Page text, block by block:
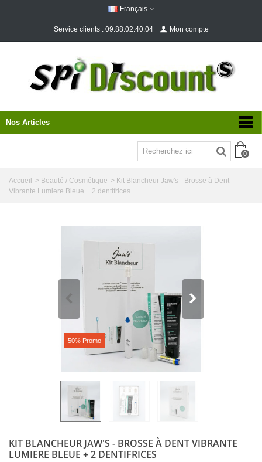
Français
Service clients : 09.88.02.40.04 Mon compte
Nos Articles
0
Accueil > Beauté / Cosmétique > Kit Blancheur Jaw's - Brosse à Dent
Vibrante Lumiere Bleue + 2 dentifrices
50% Promo
KIT BLANCHEUR JAW'S - BROSSE À DENT VIBRANTE
LUMIERE BLEUE + 2 DENTIFRICES